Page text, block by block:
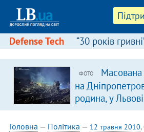
Defense Tech “30 років
ФОТО
Масована
на
родина, у
(доповнюється)
Головна — Політика — 12 травня 2010